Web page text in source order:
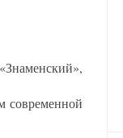
современной